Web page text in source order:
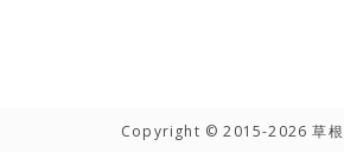
Copyright © 2015-2026 草